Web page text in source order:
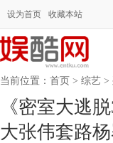
设为首页 收藏本站
当前位置： 首页 > 综艺 >
《密室大逃
大张伟套路